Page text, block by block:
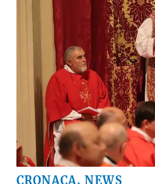
CRONACA, NEWS